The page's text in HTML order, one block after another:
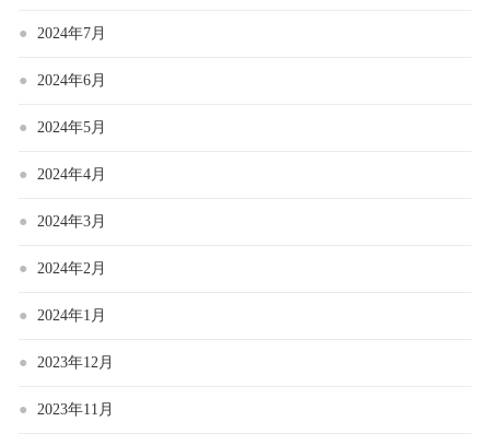
2024年7月
2024年6月
2024年5月
2024年4月
2024年3月
2024年2月
2024年1月
2023年12月
2023年11月